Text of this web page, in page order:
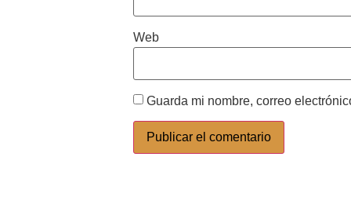
Web
Guarda mi nombre, correo